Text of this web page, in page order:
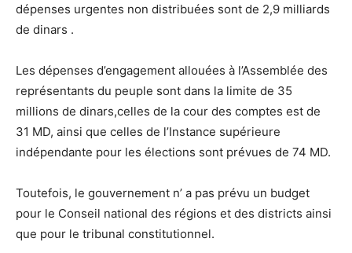
dépenses urgentes non distribuées sont de 2,9 milliards
de dinars .
Les dépenses d’engagement allouées à l’Assemblée des
représentants du peuple sont dans la limite de 35
millions de dinars,celles de la cour des comptes est de
31 MD, ainsi que celles de l’Instance supérieure
indépendante pour les élections sont prévues de 74 MD.
Toutefois, le gouvernement n’ a pas prévu un budget
pour le Conseil national des régions et des districts ainsi
que pour le tribunal constitutionnel.